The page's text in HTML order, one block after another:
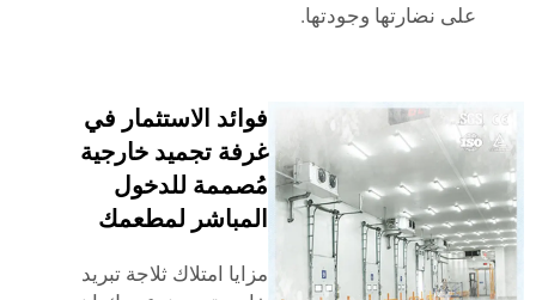
وجودتها.
فوائد الاستثمار في
غرفة تجميد خارجية
مُصممة للدخول
المباشر لمطعمك
مزايا امتلاك ثلاجة تبريد